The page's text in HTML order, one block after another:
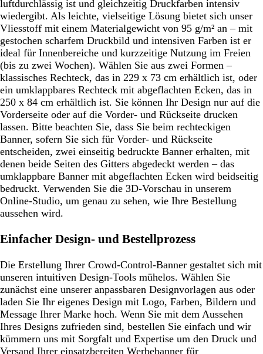
luftdurchlässig ist und gleichzeitig Druckfarben intensiv
wiedergibt. Als leichte, vielseitige Lösung bietet sich unser
Vliesstoff mit einem Materialgewicht von 95 g/m² an – mit
gestochen scharfem Druckbild und intensiven Farben ist er
ideal für Innenbereiche und kurzzeitige Nutzung im Freien
(bis zu zwei Wochen). Wählen Sie aus zwei Formen –
klassisches Rechteck, das in 229 x 73 cm erhältlich ist, oder
ein umklappbares Rechteck mit abgeflachten Ecken, das in
250 x 84 cm erhältlich ist. Sie können Ihr Design nur auf die
Vorderseite oder auf die Vorder- und Rückseite drucken
lassen. Bitte beachten Sie, dass Sie beim rechteckigen
Banner, sofern Sie sich für Vorder- und Rückseite
entscheiden, zwei einseitig bedruckte Banner erhalten, mit
denen beide Seiten des Gitters abgedeckt werden – das
umklappbare Banner mit abgeflachten Ecken wird beidseitig
bedruckt. Verwenden Sie die 3D-Vorschau in unserem
Online-Studio, um genau zu sehen, wie Ihre Bestellung
aussehen wird.
Einfacher Design- und Bestellprozess
Die Erstellung Ihrer Crowd-Control-Banner gestaltet sich mit
unseren intuitiven Design-Tools mühelos. Wählen Sie
zunächst eine unserer anpassbaren Designvorlagen aus oder
laden Sie Ihr eigenes Design mit Logo, Farben, Bildern und
Message Ihrer Marke hoch. Wenn Sie mit dem Aussehen
Ihres Designs zufrieden sind, bestellen Sie einfach und wir
kümmern uns mit Sorgfalt und Expertise um den Druck und
Versand Ihrer einsatzbereiten Werbebanner für